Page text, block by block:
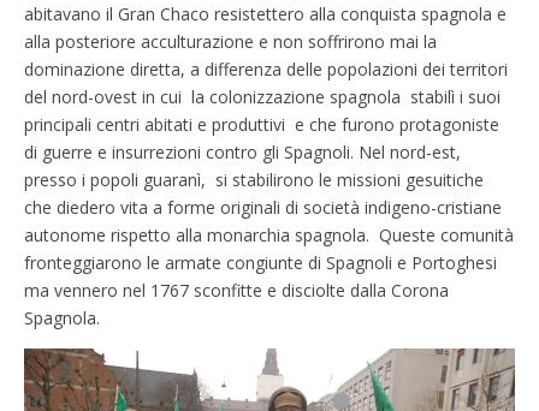
abitavano il Gran Chaco resistettero alla conquista spagnola e
alla posteriore acculturazione e non soffrirono mai la
dominazione diretta, a differenza delle popolazioni dei territori
del nord-ovest in cui la colonizzazione spagnola stabilì i suoi
principali centri abitati e produttivi e che furono protagoniste
di guerre e insurrezioni contro gli Spagnoli. Nel nord-est,
presso i popoli guaranì, si stabilirono le missioni gesuitiche
che diedero vita a forme originali di società indigeno-cristiane
autonome rispetto alla monarchia spagnola. Queste comunità
fronteggiarono le armate congiunte di Spagnoli e Portoghesi
ma vennero nel 1767 sconfitte e disciolte dalla Corona
Spagnola.